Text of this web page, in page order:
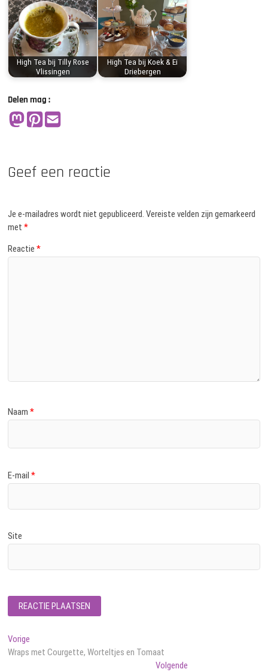
High Tea bij Tilly Rose
Vlissingen
High Tea bij Koek & Ei
Driebergen
Delen mag :
Geef een reactie
Je e-mailadres wordt niet gepubliceerd. Vereiste velden zijn gemarkeerd
met*
Reactie*
Naam*
E-mail*
Site
Bericht
navigatie
Vorige
bericht:
Wraps met Courgette, Worteltjes en Tomaat
VolgendeVolgend